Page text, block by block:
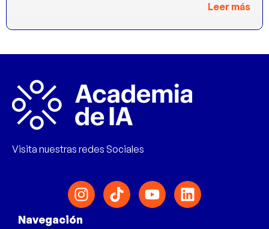
Leer más
Visita nuestras redes Sociales
Navegación